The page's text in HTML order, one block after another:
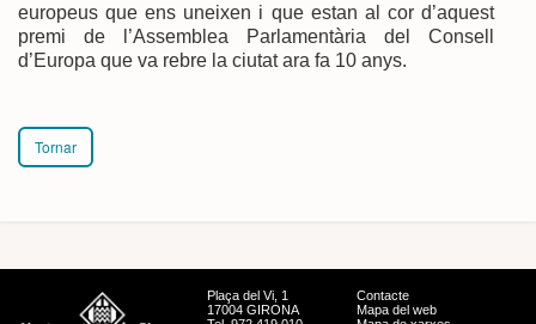
europeus que ens uneixen i que estan al cor d’aquest
premi de l’Assemblea Parlamentària del Consell
d’Europa que va rebre la ciutat ara fa 10 anys.
Tornar
Plaça del Vi, 1
17004 GIRONA
Contacte
Mapa del web